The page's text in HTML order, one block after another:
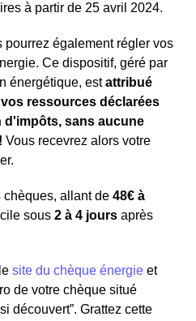
à partir de 25 avril 2024.
également régler vos
Ce dispositif, géré par
énergétique, estattribué
ressources déclarées
d'impôts, sans aucune
Vous recevrez alors votre
chèques, allant de 48€ à
sous 2 à 4 jours après
site du chèque énergie et
de votre chèque situé
découvert”. Grattez cette